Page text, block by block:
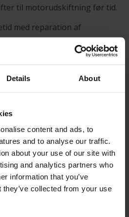
Details About
content and ads, to
and to analyse our traffic.
about your use of our site with
and analytics partners who
information that you’ve
collected from your use
til motorudskiftning før tid.
med reparation af
på stedet, i
og mange andre